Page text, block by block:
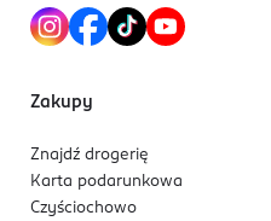
Zakupy
Znajdź drogerię
Karta podarunkowa
Czyściochowo